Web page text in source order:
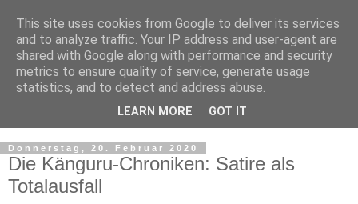
Donnerstag, 20. Februar 2020
Die Känguru-Chroniken: Satire als
Totalausfall
This site uses cookies from Google to deliver its services
and to analyze traffic. Your IP address and user-agent are
shared with Google along with performance and security
metrics to ensure quality of service, generate usage
statistics, and to detect and address abuse.
LEARN MORE GOT IT